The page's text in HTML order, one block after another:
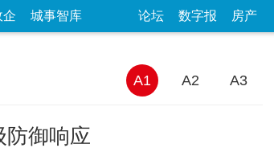
企 城事智库 论坛 数字报 房产
A1 A2 A3
防御响应